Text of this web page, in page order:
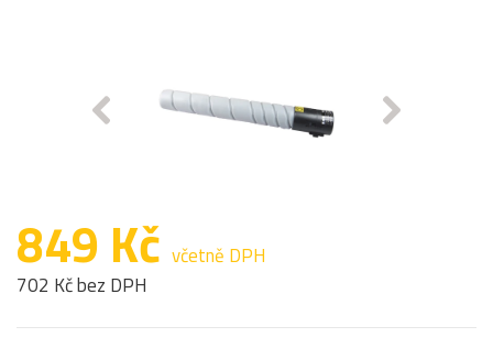
849 Kč včetně DPH
702 Kč bez DPH